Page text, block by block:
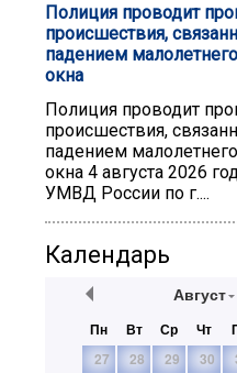
Полиция проводит
происшествия,
падением
окна
Полиция проводит
происшествия,
падением
окна 4 августа 2026
УМВД России по г....
Календарь
Август
Пн Вт Ср Чт
27
28 29 30